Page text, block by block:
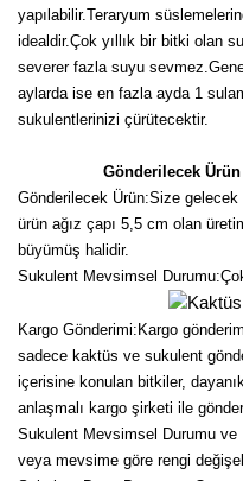
yapılabilir.Teraryum
idealdir.Çok yıllık bir bitki olan
severer fazla suyu
aylarda ise en fazla ayda 1
sukulentlerinizi çürütecektir.
Gönderilecek Ürün
Gönderilecek Ürün:Size
ürün ağız çapı 5,5 cm olan
büyümüş halidir.
Sukulent Mevsimsel
Kargo Gönderimi:Kargo
sadece kaktüs ve sukulent
içerisine konulan bitkiler,
anlaşmalı kargo şirketi ile
Sukulent Mevsimsel Durumu ve
veya mevsime göre rengi